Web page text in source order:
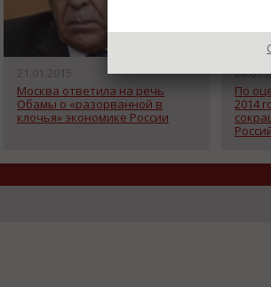
21.01.2015
Москва ответила на речь
Обамы о «разорванной в
клочья» экономике России
По
2014